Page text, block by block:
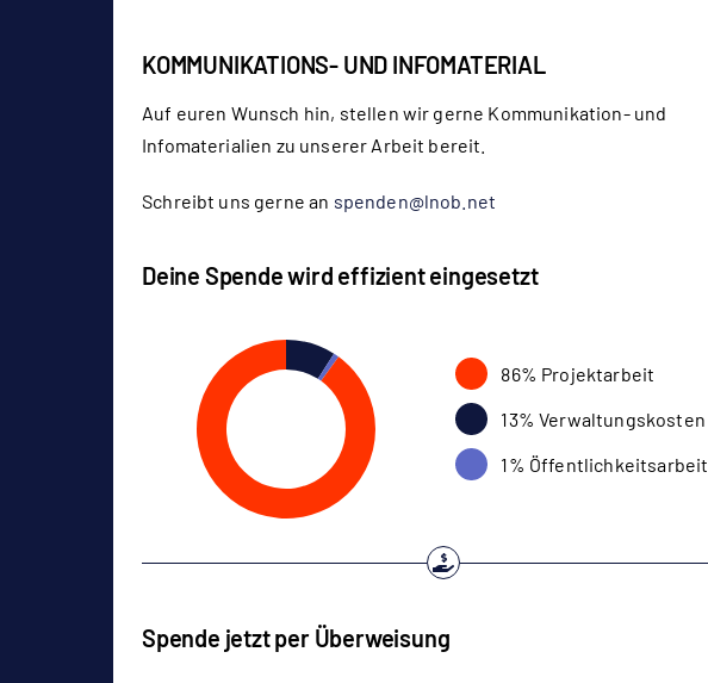
KOMMUNIKATIONS- UND INFOMATERIAL
Auf euren Wunsch hin, stellen wir gerne Kommunikation- und
Infomaterialien zu unserer Arbeit bereit.
Schreibt uns gerne an spenden@lnob.net
Deine Spende wird effizient eingesetzt
86% Projektarbeit
13% Verwaltungskosten
1% Öffentlichkeitsarbeit
Spende jetzt per Überweisung